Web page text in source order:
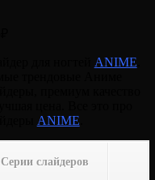
ANIME
ANIME
Серии слайдеров